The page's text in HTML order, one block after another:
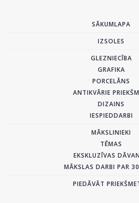
SĀKUMLAPA
IZSOLES
GLEZNIECĪBA
GRAFIKA
PORCELĀNS
ANTIKVĀRIE
DIZAINS
IESPIEDDARBI
MĀKSLINIEKI
TĒMAS
EKSKLUZĪVAS
MĀKSLAS DARBI PAR
PIEDĀVĀT